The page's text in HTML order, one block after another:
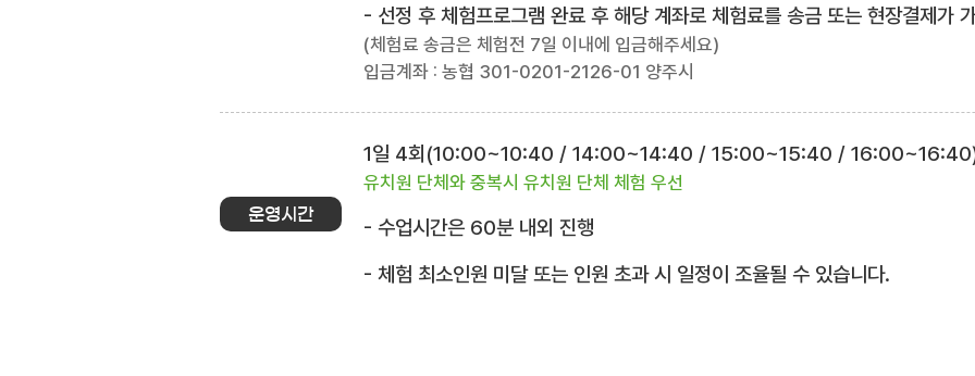
- 선정 후 체험프로그램 완료 후 해당 계좌로 체험료를 송금 또는 현장결제가
(체험료 송금은 체험전 7일 이내에 입금해주세요)
입금계좌 : 농협 301-0201-2126-01 양주시
운영시간
1일 4회(10:00~10:40 / 14:00~14:40 / 15:00~15:40 /
유치원 단체와 중복시 유치원 단체 체험 우선
- 수업시간은 60분 내외 진행
- 체험 최소인원 미달 또는 인원 초과 시 일정이 조율될 수 있습니다.